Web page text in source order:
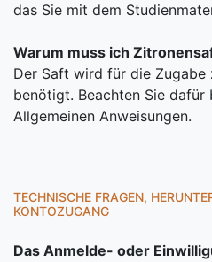
das Sie mit dem
Warum muss ich
Der Saft wird für die Zugabe
benötigt. Beachten Sie
Allgemeinen Anweisungen.
TECHNISCHE FRAGEN,
KONTOZUGANG
Das Anmelde- oder